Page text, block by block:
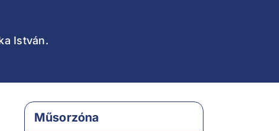
István.
Műsorzóna